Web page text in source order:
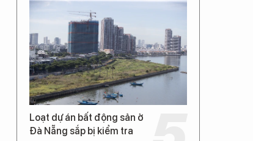
Loạt dự án bất động sản ở
Đà Nẵng sắp bị kiểm tra